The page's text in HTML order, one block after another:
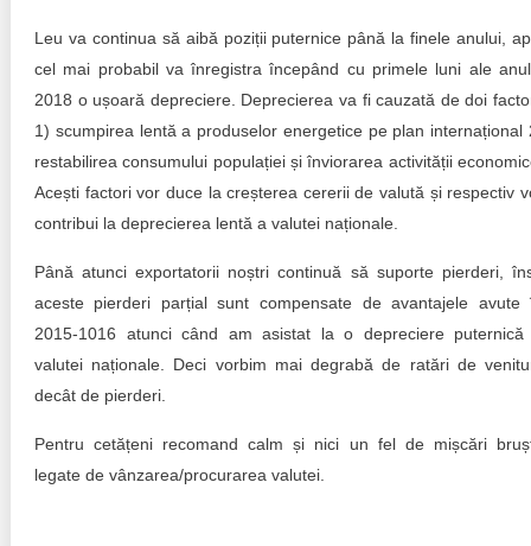
Leu va continua să aibă poziții puternice până la finele anului,
cel mai probabil va înregistra începând cu primele luni ale
2018 o ușoară depreciere. Deprecierea va fi cauzată de doi
1) scumpirea lentă a produselor energetice pe plan internațional
restabilirea consumului populației și înviorarea activității
Acești factori vor duce la creșterea cererii de valută și respectiv
contribui la deprecierea lentă a valutei naționale.
Până atunci exportatorii noștri continuă să suporte pierderi,
aceste pierderi parțial sunt compensate de avantajele avute
2015-1016 atunci când am asistat la o depreciere
valutei naționale. Deci vorbim mai degrabă de ratări de
decât de pierderi.
Pentru cetățeni recomand calm și nici un fel de mișcări
legate de vânzarea/procurarea valutei.